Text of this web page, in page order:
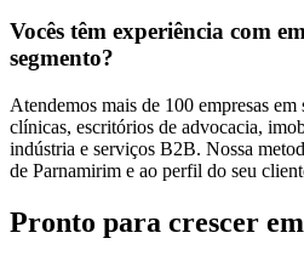
Vocês têm experiência com
segmento?
Atendemos mais de 100 empresas
clínicas, escritórios de advocacia,
indústria e serviços B2B. Nossa
de Parnamirim e ao perfil do seu
Pronto para crescer em